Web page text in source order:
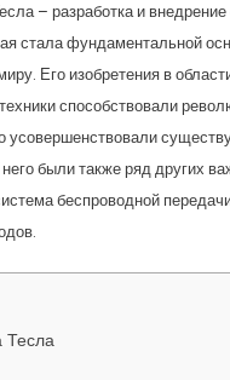
– разработка и
стала фундаментальной
Его изобретения в
способствовали
усовершенствовали
были также ряд других
беспроводной
Тесла